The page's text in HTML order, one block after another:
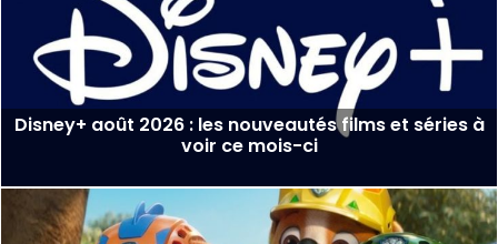
Disney+ août 2026 : les nouveautés films et séries à
voir ce mois-ci